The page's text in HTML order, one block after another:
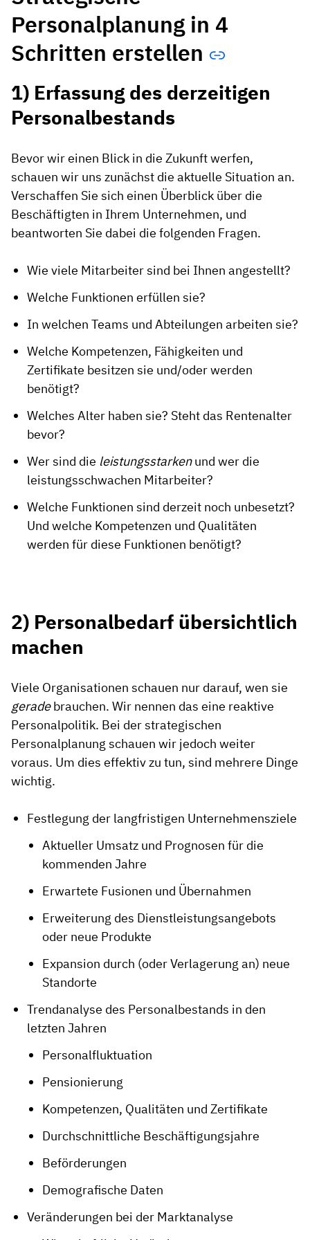
Personalplanung in 4
Schritten erstellen
1) Erfassung des derzeitigen
Personalbestands
Bevor wir einen Blick in die Zukunft werfen,
schauen wir uns zunächst die aktuelle Situation an.
Verschaffen Sie sich einen Überblick über die
Beschäftigten in Ihrem Unternehmen, und
beantworten Sie dabei die folgenden Fragen.
Wie viele Mitarbeiter sind bei Ihnen angestellt?
Welche Funktionen erfüllen sie?
In welchen Teams und Abteilungen arbeiten sie?
Welche Kompetenzen, Fähigkeiten und
Zertifikate besitzen sie und/oder werden
benötigt?
Welches Alter haben sie? Steht das Rentenalter
bevor?
Wer sind die leistungsstarkenund wer die
leistungsschwachen Mitarbeiter?
Welche Funktionen sind derzeit noch unbesetzt?
Und welche Kompetenzen und Qualitäten
werden für diese Funktionen benötigt?
2) Personalbedarf übersichtlich
machen
Viele Organisationen schauen nur darauf, wen sie
geradebrauchen. Wir nennen das eine reaktive
Personalpolitik. Bei der strategischen
Personalplanung schauen wir jedoch weiter
voraus. Um dies effektiv zu tun, sind mehrere Dinge
wichtig.
Festlegung der langfristigen Unternehmensziele
Aktueller Umsatz und Prognosen für die
kommenden Jahre
Erwartete Fusionen und Übernahmen
Erweiterung des Dienstleistungsangebots
oder neue Produkte
Expansion durch (oder Verlagerung an) neue
Standorte
Trendanalyse des Personalbestands in den
letzten Jahren
Personalfluktuation
Pensionierung
Kompetenzen, Qualitäten und Zertifikate
Durchschnittliche Beschäftigungsjahre
Beförderungen
Demografische Daten
Veränderungen bei der Marktanalyse